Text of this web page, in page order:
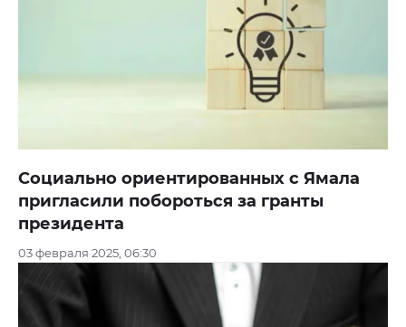
Социально ориентированных с Ямала
пригласили побороться за гранты
президента
03 февраля 2025, 06:30